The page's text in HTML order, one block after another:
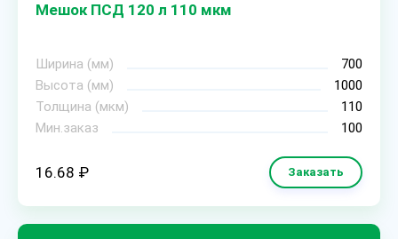
Мешок ПСД 120 л 110 мкм
Ширина (мм)
700
Высота (мм)
1000
Толщина (мкм)
110
Мин.заказ
100
16.68 ₽ Заказать